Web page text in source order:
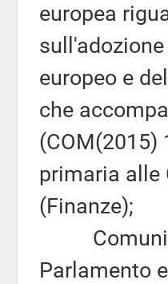
europea
europeo e
che
(COM(2015)
primaria alle
(Finanze);
Parlamento